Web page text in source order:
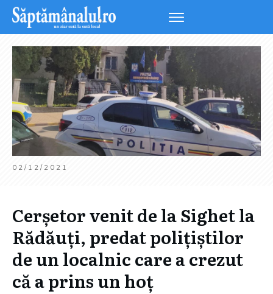
02/12/2021
Cerșetor venit de la Sighet la
Rădăuți, predat polițiștilor
de un localnic care a crezut
că a prins un hoț